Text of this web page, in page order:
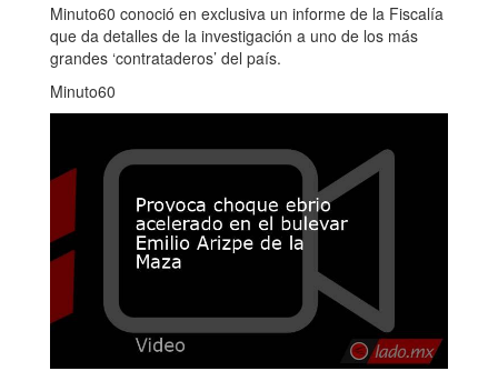
Minuto60 conoció en exclusiva un informe de la Fiscalía
que da detalles de la investigación a uno de los más
grandes ‘contrataderos’ del país.
Minuto60